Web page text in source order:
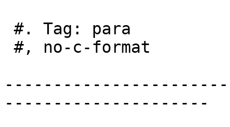
---------------------